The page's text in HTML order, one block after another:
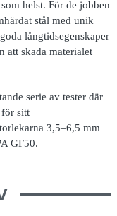
helst. För de jobben
stål med unik
långtidsegenskaper
att skada materialet
serie av tester där
sitt
3,5–6,5 mm
GF50.